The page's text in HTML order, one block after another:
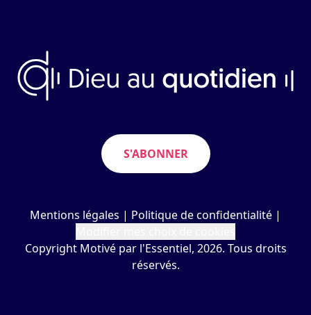
S'ABONNER
Mentions légales | Politique de confidentialité |
Copyright Motivé par l'Essentiel, 2026. Tous droits
réservés.